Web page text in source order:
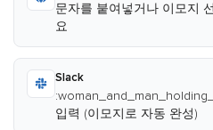
문자를 붙여넣거나 이모지
요
Slack
입력 (이모지로 자동 완성)